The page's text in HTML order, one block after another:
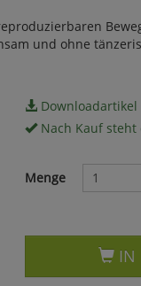
und ohne
Downloadartikel
Nach Kauf steht
Menge
IN